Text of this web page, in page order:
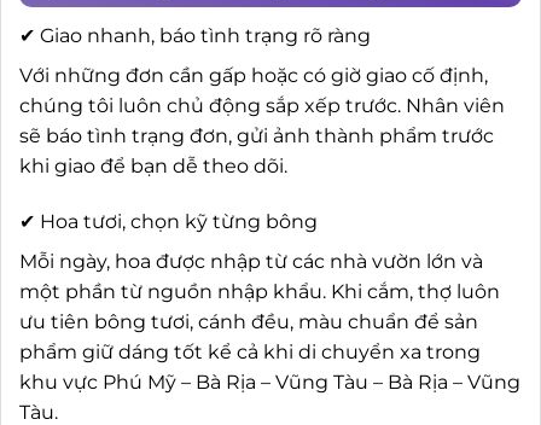
✔ Giao nhanh, báo tình trạng rõ ràng
Với những đơn cần gấp hoặc có giờ giao cố định,
chúng tôi luôn chủ động sắp xếp trước. Nhân viên
sẽ báo tình trạng đơn, gửi ảnh thành phẩm trước
khi giao để bạn dễ theo dõi.
✔ Hoa tươi, chọn kỹ từng bông
Mỗi ngày, hoa được nhập từ các nhà vườn lớn và
một phần từ nguồn nhập khẩu. Khi cắm, thợ luôn
ưu tiên bông tươi, cánh đều, màu chuẩn để sản
phẩm giữ dáng tốt kể cả khi di chuyển xa trong
khu vực Phú Mỹ – Bà Rịa – Vũng Tàu – Bà Rịa – Vũng
Tàu.